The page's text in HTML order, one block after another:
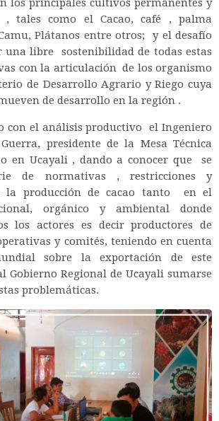
los principales cultivos permanentes y
, tales como el Cacao, café , palma
Plátanos entre otros; y el desafío
una libre sostenibilidad de todas estas
con la articulación de los organismo
de Desarrollo Agrario y Riego cuya
de desarrollo en la región .
con el análisis productivo el Ingeniero
presidente de la Mesa Técnica
en Ucayali , dando a conocer que se
de normativas , restricciones y
la producción de cacao tanto en el
orgánico y ambiental donde
los actores es decir productores de
y comités, teniendo en cuenta
sobre la exportación de este
Regional de Ucayali sumarse
problemáticas.